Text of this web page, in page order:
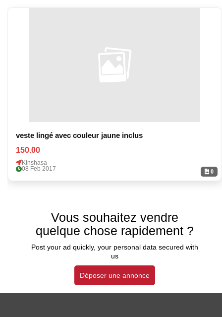
0
veste lingé avec couleur jaune inclus
150.00
Kinshasa
08 Feb 2017
Vous souhaitez vendre
quelque chose rapidement ?
Post your ad quickly, your personal data secured with
us
Déposer une annonce